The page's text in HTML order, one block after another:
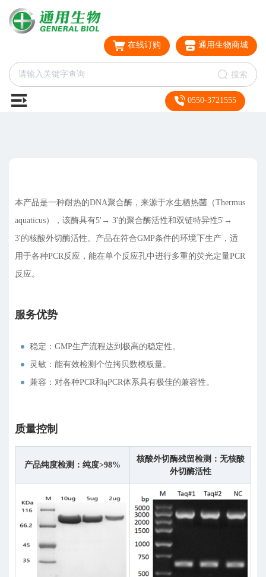
在线订购 通用生物商城
搜索
0550-3721555
本产品是一种耐热的DNA聚合酶，来源于水生栖热菌（Thermus
aquaticus），该酶具有5'→ 3'的聚合酶活性和双链特异性5'→
3'的核酸外切酶活性。产品在符合GMP条件的环境下生产，适
用于各种PCR反应，能在单个反应孔中进行多重的荧光定量PCR
反应。
服务优势
稳定：GMP生产流程达到极高的稳定性。
灵敏：能有效检测个位拷贝数模板量。
兼容：对各种PCR和qPCR体系具有极佳的兼容性。
质量控制
产品纯度检测：纯度>98%
核酸外切酶残留检测：无核酸
外切酶活性